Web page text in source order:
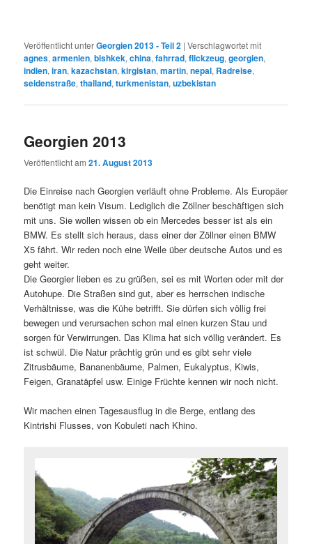
Veröffentlicht unterGeorgien 2013 - Teil 2 |Verschlagwortet mit
agnes,armenien,bishkek,china,fahrrad,flickzeug,georgien,
indien,iran,kazachstan,kirgistan,martin,nepal, Radreise,
seidenstraße,thailand,turkmenistan,uzbekistan
Georgien 2013
Veröffentlicht am21. August 2013
Die Einreise nach Georgien verläuft ohne Probleme. Als Europäer
benötigt man kein Visum. Lediglich die Zöllner beschäftigen sich
mit uns. Sie wollen wissen ob ein Mercedes besser ist als ein
BMW. Es stellt sich heraus, dass einer der Zöllner einen BMW
X5 fährt. Wir reden noch eine Weile über deutsche Autos und es
geht weiter.
Die Georgier lieben es zu grüßen, sei es mit Worten oder mit der
Autohupe. Die Straßen sind gut, aber es herrschen indische
Verhältnisse, was die Kühe betrifft. Sie dürfen sich völlig frei
bewegen und verursachen schon mal einen kurzen Stau und
sorgen für Verwirrungen. Das Klima hat sich völlig verändert. Es
ist schwül. Die Natur prächtig grün und es gibt sehr viele
Zitrusbäume, Bananenbäume, Palmen, Eukalyptus, Kiwis,
Feigen, Granatäpfel usw. Einige Früchte kennen wir noch nicht.
Wir machen einen Tagesausflug in die Berge, entlang des
Kintrishi Flusses, von Kobuleti nach Khino.